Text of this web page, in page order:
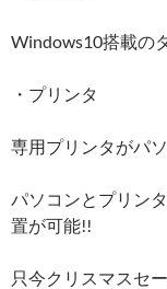
Windows10搭載の
・プリンタ
専用プリンタがパ
パソコンとプリン
置が可能!!
只今クリスマスセ